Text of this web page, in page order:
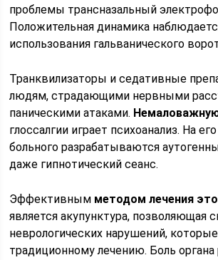
проблемы трансназальный
Положительная динамика
использования гальванического
Транквилизаторы и седативные
людям, страдающими нервными
паническими атаками.
глоссалгии играет психоанализ. На
больного разрабатываются
даже гипнотический сеанс.
Эффективным методом лечения
является акупунктура, позволяющая
неврологических нарушений,
традиционному лечению. Боль органа